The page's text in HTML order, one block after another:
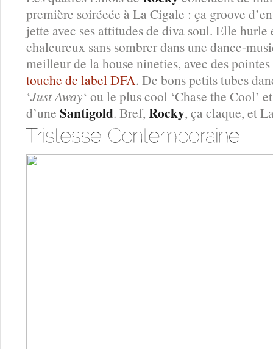
première soiréeée à La Cigale : ça groove
jette avec ses attitudes de diva soul. Elle
chaleureux sans sombrer dans une dance-
meilleur de la house nineties, avec des
touche de label DFA. De bons petits tubes
‘Just Away‘ ou le plus cool ‘Chase the Cool’
d’une Santigold. Bref, Rocky, ça claque, et